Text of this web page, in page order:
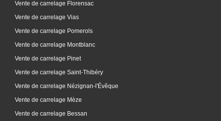
Vente de carrelage Florensac
Vente de carrelage Vias
Vente de carrelage Pomerols
Vente de carrelage Montblanc
Vente de carrelage Pinet
Vente de carrelage Saint-Thibéry
Vente de carrelage Nézignan-l'Évêque
Vente de carrelage Mèze
Vente de carrelage Bessan